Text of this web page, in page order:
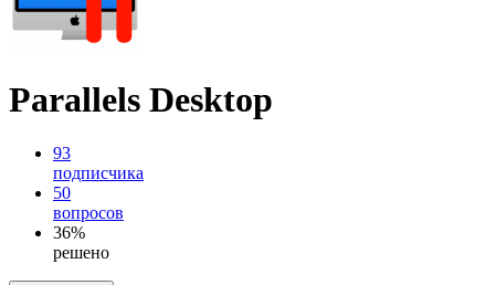
Parallels Desktop
93
подписчика
50
вопросов
36%
решено